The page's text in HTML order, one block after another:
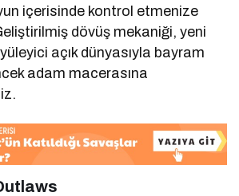
içerisinde kontrol etmenize
dövüş mekaniği, yeni
açık dünyasıyla bayram
adam macerasına